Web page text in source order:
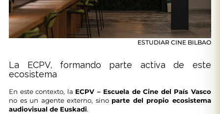
ESTUDIAR CINE BILBAO
La ECPV, formando parte activa de este
ecosistema
En este contexto, la ECPV – Escuela de Cine del País Vasco
no es un agente externo, sino parte del propio ecosistema
audiovisual de Euskadi.